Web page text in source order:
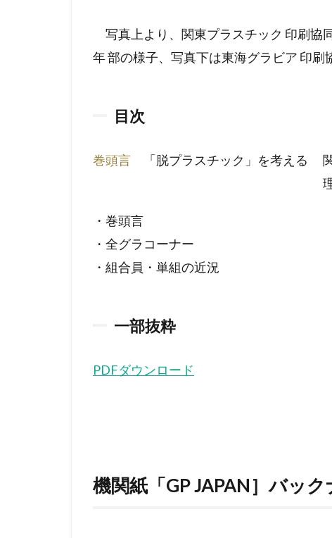
写真上より、関東プラスチック 印刷協
年 部の様子、写真下は東海グラビア 印刷
目次
巻頭言 「脱プラスチック」を考える
・巻頭言
・全グラコーナー
・組合員・単組の近況
一部抜粋
PDFダウンロード
機関紙「GP JAPAN］バッ